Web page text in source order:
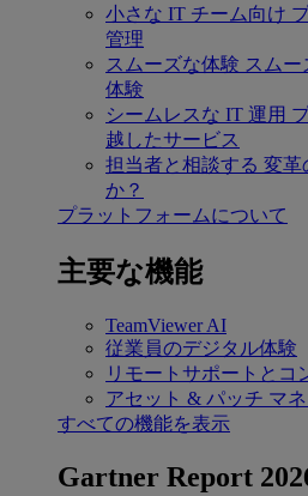
小さな IT チーム向け
管理
スムーズな体験 スム
体験
シームレスな IT 運用
越したサービス
担当者と相談する 変革
か？
プラットフォームについて
主要な機能
TeamViewer AI
従業員のデジタル体験
リモートサポートとコ
アセット & パッチ マ
すべての機能を表示
Gartner Report